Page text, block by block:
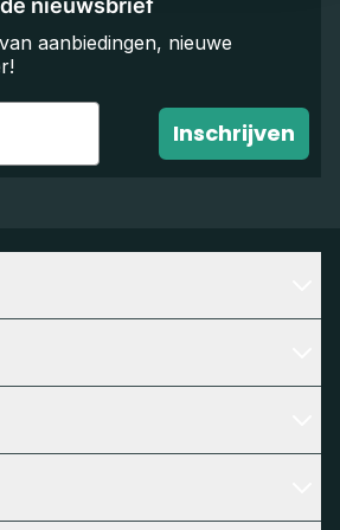
nieuwsbrief
aanbiedingen, nieuwe
Inschrijven